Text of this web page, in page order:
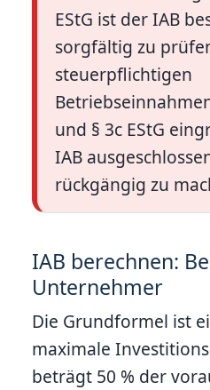
EStG ist der IAB
sorgfältig zu
steuerpflichtigen
und § 3c EStG
IAB
rückgängig zu
IAB berechnen:
Unternehmer
Die Grundformel ist
maximale
beträgt 50 % der